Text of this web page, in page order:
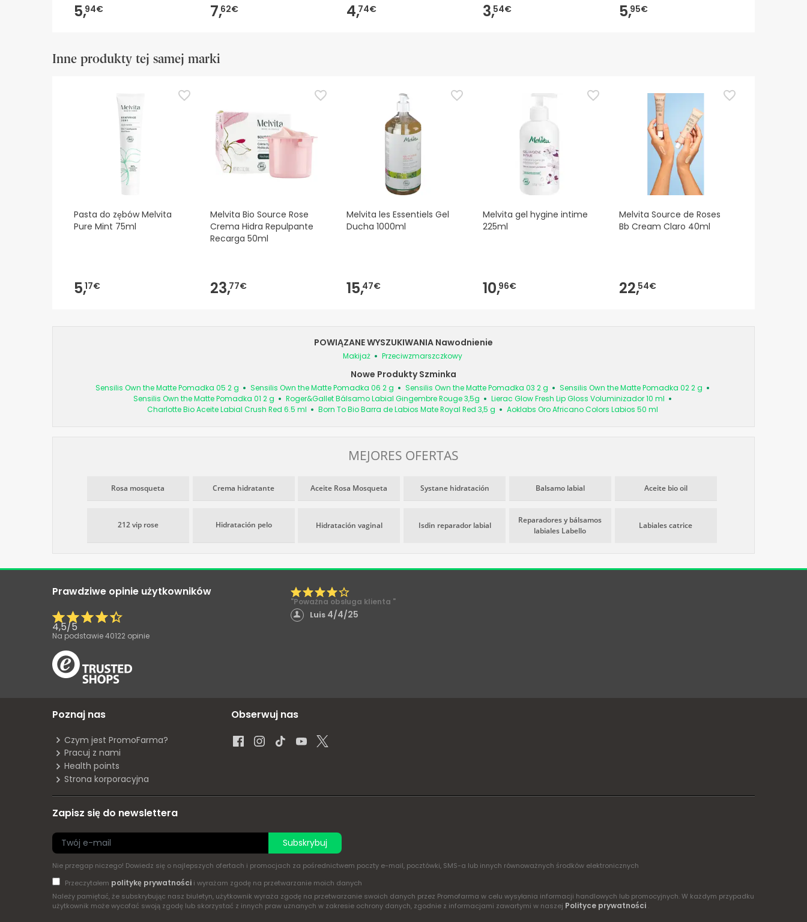
5,94€ 7,62€ 4,74€ 3,54€ 5,95€
Inne produkty tej samej marki
Pasta do zębów Melvita
Pure Mint 75ml
5,17€
Melvita Bio Source Rose
Crema Hidra Repulpante
Recarga 50ml
23,77€
Melvita les Essentiels Gel
Ducha 1000ml
15,47€
Melvita gel hygine intime
225ml
10,96€
Melvita Source de Roses
Bb Cream Claro 40ml
22,54€
POWIĄZANE WYSZUKIWANIA Nawodnienie
Makijaż Przeciwzmarszczkowy
Nowe Produkty Szminka
Sensilis Own the Matte Pomadka 05 2 g Sensilis Own the Matte Pomadka 06 2 g Sensilis Own the Matte Pomadka 03 2 g
Sensilis Own the Matte Pomadka 02 2 g
Sensilis Own the Matte Pomadka 01 2 g
Roger&Gallet Bálsamo Labial Gingembre Rouge 3,5g
Lierac Glow Fresh Lip Gloss Voluminizador 10 ml
Charlotte Bio Aceite Labial Crush Red 6.5 ml
Born To Bio Barra de Labios Mate Royal Red 3,5 g Aoklabs Oro Africano Colors Labios 50 ml
MEJORES OFERTAS
Rosa mosqueta Crema hidratante Aceite Rosa Mosqueta Systane hidratación Balsamo labial Aceite bio oil
212 vip rose Hidratación pelo Hidratación vaginal Isdin reparador labial
Reparadores y bálsamos
labiales Labello
Labiales catrice
Prawdziwe opinie użytkowników
4,5/5
Na podstawie40122 opinie
"Poważna obsługa klienta "
Luis 4/4/25
Poznaj nas
Czym jest PromoFarma?
Pracuj z nami
Health points
Strona korporacyjna
Obserwuj nas
Zapisz się do newslettera
Subskrybuj
Nie przegap niczego! Dowiedz się o najlepszych ofertach i promocjach za pośrednictwem poczty e-mail, pocztówki, SMS-a lub innych równoważnych środków elektronicznych
Przeczytałem politykę prywatnościi wyrażam zgodę na przetwarzanie moich danych
Należy pamiętać, że subskrybując nasz biuletyn, użytkownik wyraża zgodę na przetwarzanie swoich danych przez Promofarma w celu wysyłania informacji handlowych lub promocyjnych. W każdym przypadku
użytkownik może wycofać swoją zgodę lub skorzystać z innych praw uznanych w zakresie ochrony danych, zgodnie z informacjami zawartymi w naszej Polityce prywatności .